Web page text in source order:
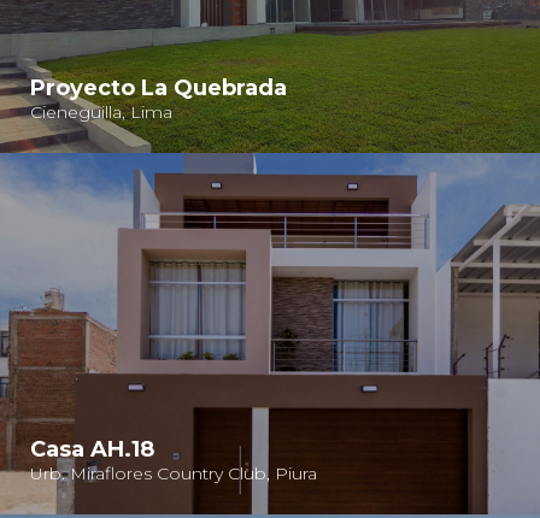
Proyecto La Quebrada
Cieneguilla, Lima
Casa AH.18
Urb. Miraflores Country Club, Piura